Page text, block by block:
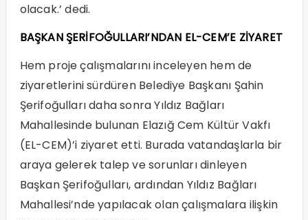
olacak.’ dedi.
BAŞKAN ŞERİFOĞULLARI’NDAN EL-CEM’E ZİYARET
Hem proje çalışmalarını inceleyen hem de
ziyaretlerini sürdüren Belediye Başkanı Şahin
Şerifoğulları daha sonra Yıldız Bağları
Mahallesinde bulunan Elazığ Cem Kültür Vakfı
(EL-CEM)’i ziyaret etti. Burada vatandaşlarla bir
araya gelerek talep ve sorunları dinleyen
Başkan Şerifoğulları, ardından Yıldız Bağları
Mahallesi’nde yapılacak olan çalışmalara ilişkin